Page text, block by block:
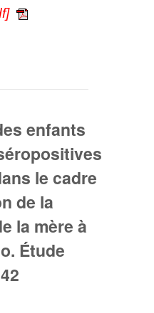
enfants
le cadre
de la
la mère à
Étude